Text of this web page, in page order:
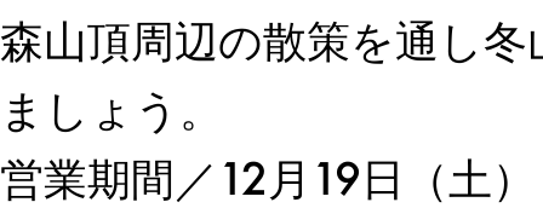
森山頂周辺の散策を通し
ましょう。
営業期間／12月19日（土